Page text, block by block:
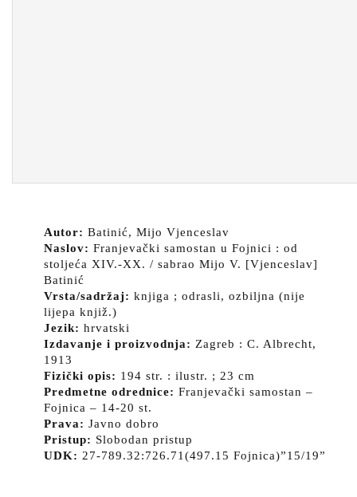
Autor: Batinić, Mijo Vjenceslav
Naslov: Franjevački samostan u Fojnici : od
stoljeća XIV.-XX. / sabrao Mijo V. [Vjenceslav]
Batinić
Vrsta/sadržaj: knjiga ; odrasli, ozbiljna (nije
lijepa knjiž.)
Jezik: hrvatski
Izdavanje i proizvodnja: Zagreb : C. Albrecht,
1913
Fizički opis: 194 str. : ilustr. ; 23 cm
Predmetne odrednice: Franjevački samostan –
Fojnica – 14-20 st.
Prava: Javno dobro
Pristup: Slobodan pristup
UDK: 27-789.32:726.71(497.15 Fojnica)”15/19”